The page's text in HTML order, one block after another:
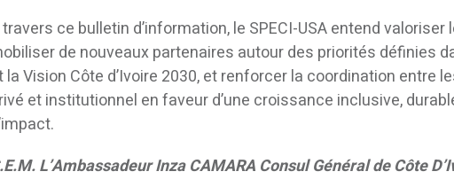
travers ce bulletin d’information, le SPECI-USA entend
de nouveaux partenaires autour des priorités définies
la Vision Côte d’Ivoire 2030, et renforcer la coordination entre
et institutionnel en faveur d’une croissance inclusive,
L’Ambassadeur Inza CAMARA Consul Général de Côte